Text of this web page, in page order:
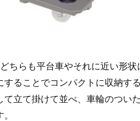
どちらも平台車やそれに近い形
ることでコンパクトに収納す
て立て掛けて並べ、車輪のつい